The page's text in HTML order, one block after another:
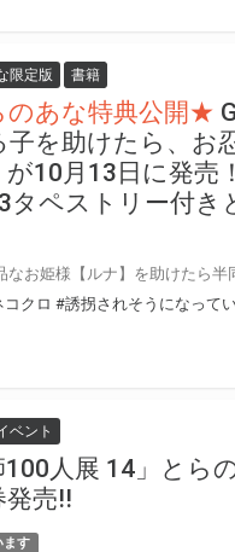
限定版 書籍
あな特典公開★
子を助けたら、お
が10月13日に発売
タペストリー付き
コクロ #誘拐されそうになって
ベント
100人展 14」と
発売!!
ます